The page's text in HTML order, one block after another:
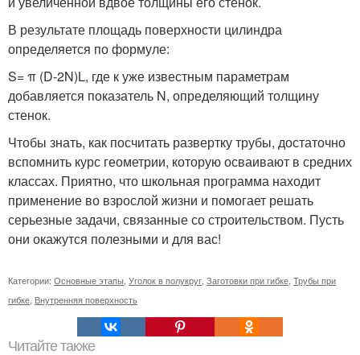
В результате площадь поверхности цилиндра
определяется по формуле:
S= π (D-2N)L, где к уже известным параметрам
добавляется показатель N, определяющий толщину
стенок.
Чтобы знать, как посчитать развертку трубы, достаточно
вспомнить курс геометрии, которую осваивают в средних
классах. Приятно, что школьная программа находит
применение во взрослой жизни и помогает решать
серьезные задачи, связанные со строительством. Пусть
они окажутся полезными и для вас!
Категории: Основные этапы Уголок в полукруг Заготовки при гибке Трубы при
гибке Внутренняя поверхность
Читайте также